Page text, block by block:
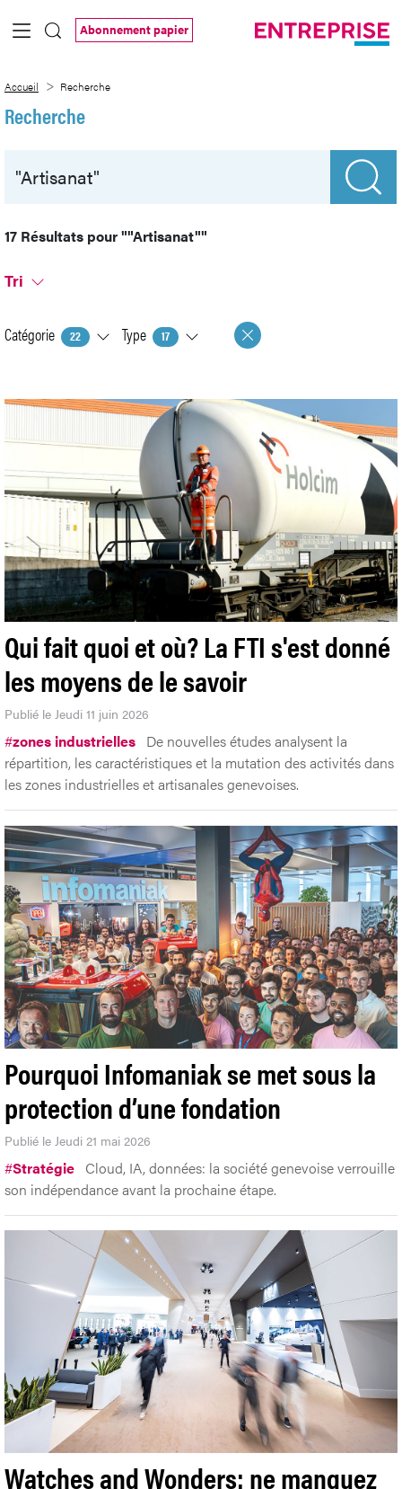
Saut au contenu principal
Abonnement papier
Accueil Recherche
Recherche
17 Résultats pour""Artisanat""
Tri
Catégorie 22 Type 17
Qui fait quoi et où? La FTI s'est donné
les moyens de le savoir
Publié le Jeudi 11 juin 2026
#zones industrielles De nouvelles études analysent la
répartition, les caractéristiques et la mutation des activités dans
les zones industrielles et artisanales genevoises.
Pourquoi Infomaniak se met sous la
protection d’une fondation
Publié le Jeudi 21 mai 2026
#Stratégie Cloud, IA, données: la société genevoise verrouille
son indépendance avant la prochaine étape.
Watches and Wonders: ne manquez